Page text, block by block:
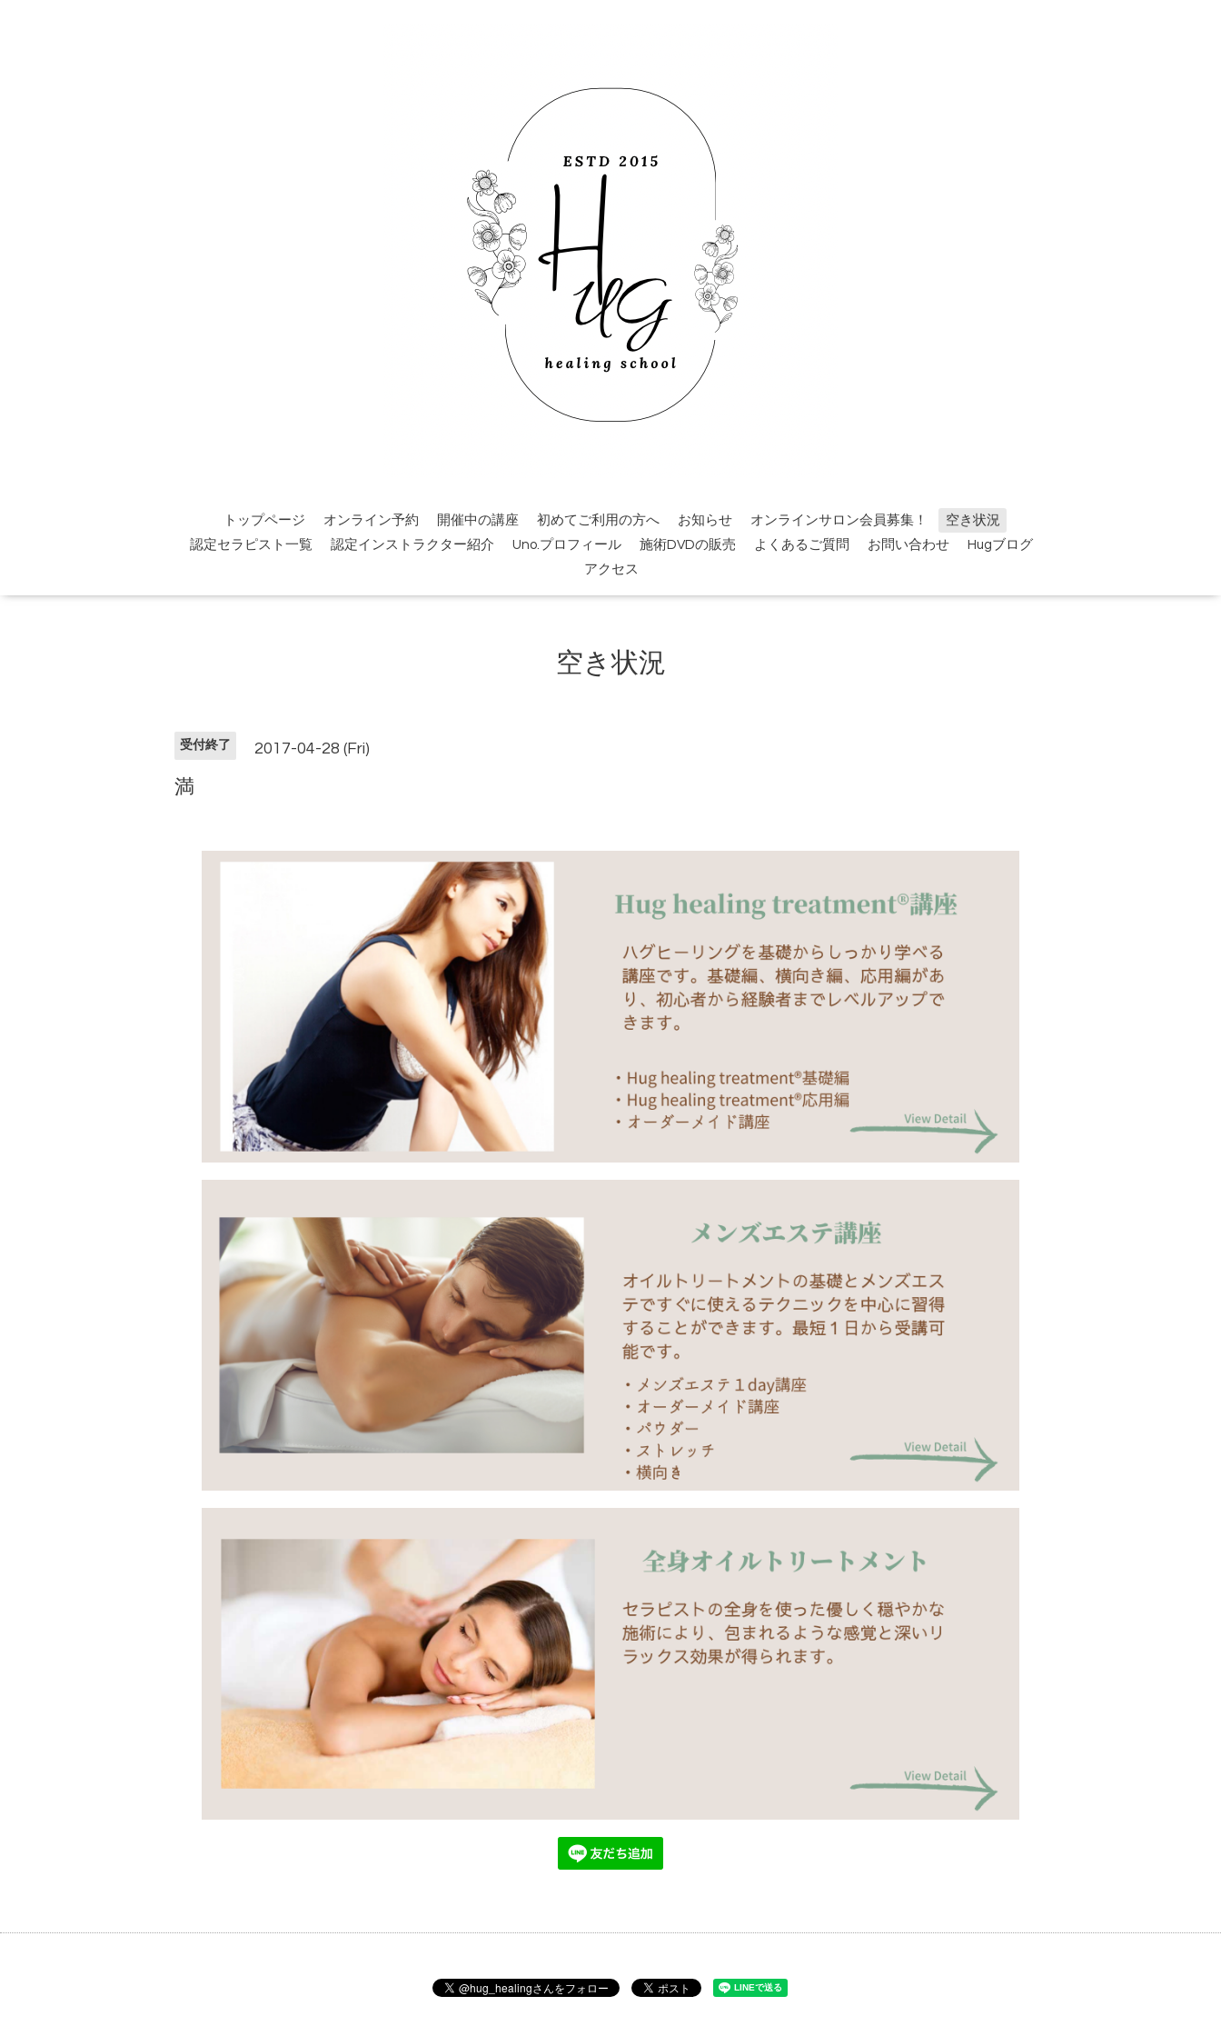
トップページ オンライン予約 開催中の講座 初めてご利用の方へ お知らせ オンラインサロン会員募集！
空き状況
認定セラピスト一覧
認定インストラクター紹介 Uno.プロフィール 施術DVDの販売 よくあるご質問 お問い合わせ
Hugブログ
アクセス
空き状況
受付終了 2017-04-28 (Fri)
満